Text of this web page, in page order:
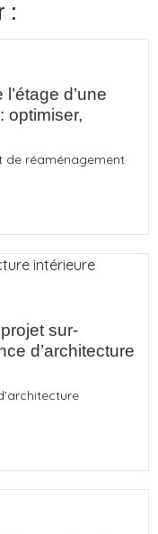
:
d’une
optimiser,
de réaménagement
sur-
d’architecture